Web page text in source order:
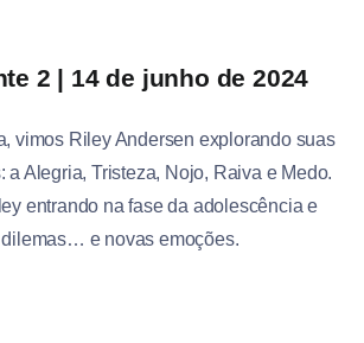
2 | 14 de junho de 2024
vimos Riley Andersen explorando suas
a Alegria, Tristeza, Nojo, Raiva e Medo.
entrando na fase da adolescência e
e novas emoções.